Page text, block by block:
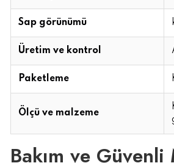
Sap görünümü
Üretim ve kontrol
Paketleme
Ölçü ve malzeme
Bakım ve Güvenli